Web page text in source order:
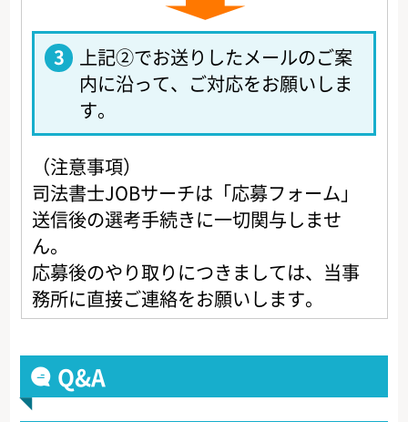
3
上記②でお送りしたメールのご案
内に沿って、ご対応をお願いしま
す。
（注意事項）
司法書士JOBサーチは「応募フォーム」
送信後の選考手続きに一切関与しませ
ん。
応募後のやり取りにつきましては、当事
務所に直接ご連絡をお願いします。
Q&A